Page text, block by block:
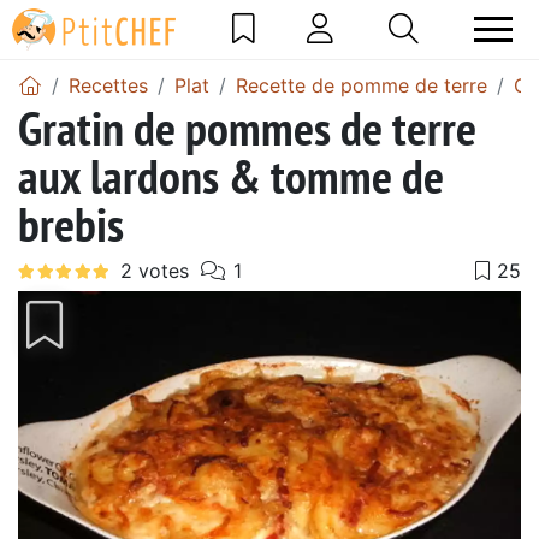
Recettes Plat Recette de pomme de terre
Gratin de pommes de terre
aux lardons & tomme de
brebis